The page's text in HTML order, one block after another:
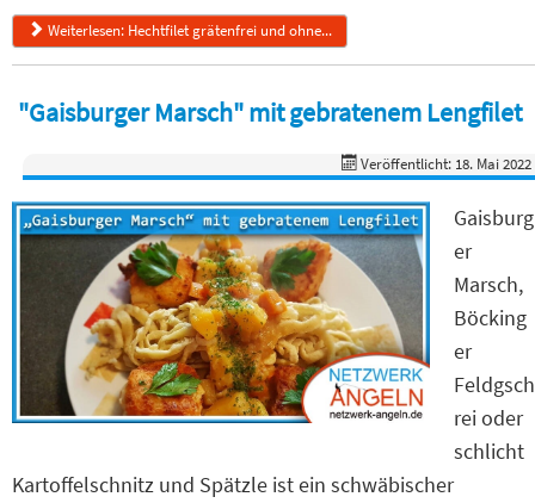
Weiterlesen: Hechtfilet grätenfrei und ohne...
"Gaisburger Marsch" mit gebratenem Lengfilet
Veröffentlicht: 18. Mai 2022
Gaisburg
er
Marsch,
Böcking
er
Feldgsch
rei oder
schlicht
Kartoffelschnitz und Spätzle ist ein schwäbischer